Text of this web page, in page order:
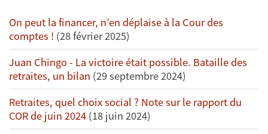
On peut la financer, n’en déplaise à la Cour des
comptes ! (28 février 2025)
Juan Chingo - La victoire était possible. Bataille des
retraites, un bilan (29 septembre 2024)
Retraites, quel choix social ? Note sur le rapport du
COR de juin 2024 (18 juin 2024)